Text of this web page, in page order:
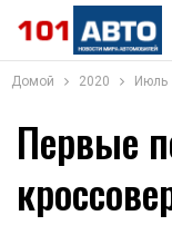
Домой 2020 Июль
Первые